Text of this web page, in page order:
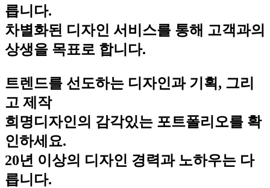
릅니다.
차별화된 디자인 서비스를 통해 고객과의
상생을 목표로 합니다.
트렌드를 선도하는 디자인과 기획, 그리
고 제작
희명디자인의 감각있는 포트폴리오를 확
인하세요.
20년 이상의 디자인 경력과 노하우는 다
릅니다.